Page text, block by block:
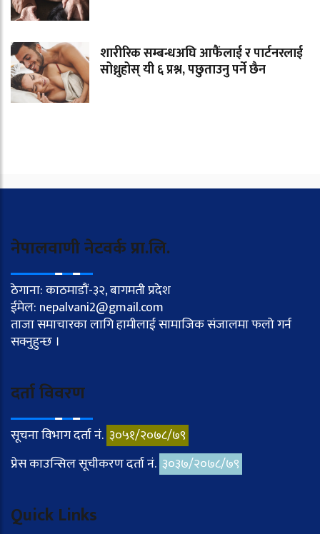
शारीरिक सम्बन्धअघि आफैंलाई र पार्टनरलाई
सोध्नुहोस् यी ६ प्रश्न, पछुताउनु पर्ने छैन
नेपालवाणी नेटवर्क प्रा.लि.
ठेगाना: काठमाडौं-३२, बागमती प्रदेश
ईमेल: nepalvani2@gmail.com
ताजा समाचारका लागि हामीलाई सामाजिक संजालमा फलो गर्न
सक्नुहुन्छ ।
दर्ता विवरण
सूचना विभाग दर्ता नं. ३०५१/२०७८/७९
प्रेस काउन्सिल सूचीकरण दर्ता नं. ३०३७/२०७८/७९
Quick Links